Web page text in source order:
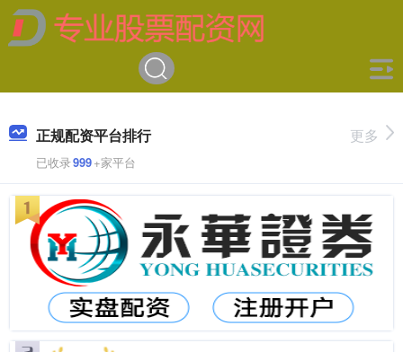
正规配资平台排行
已收录999+家平台
更多